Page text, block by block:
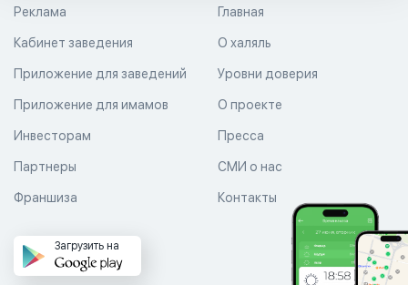
Главная
О халяль
Уровни доверия
Реклама
Кабинет заведения
Приложение для заведений
Приложение для имамов О проекте
Пресса
СМИ о нас
Контакты
Инвесторам
Партнеры
Франшиза
Загрузить на